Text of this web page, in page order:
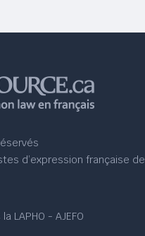
d’expression française de
LAPHO - AJEFO